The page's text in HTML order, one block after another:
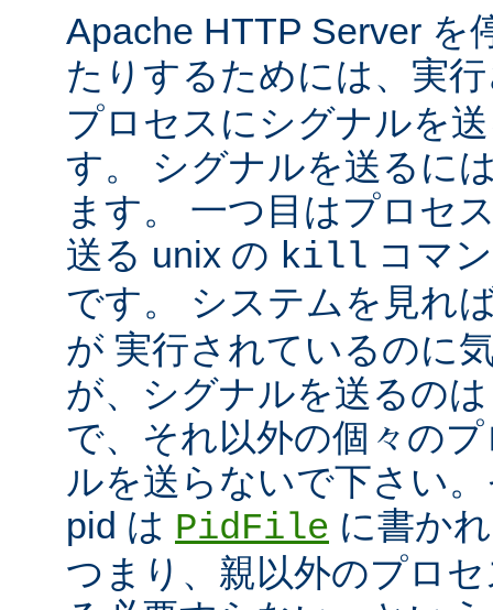
Apache HTTP Server を
たりするためには、実
プロセスにシグナルを
す。 シグナルを送るに
ます。 一つ目はプロセ
送る unix の kill コマ
です。 システムを見れ
が 実行されているのに
が、シグナルを送るの
で、それ以外の個々の
ルを送らないで下さい
pid は PidFile に書か
つまり、親以外のプロ